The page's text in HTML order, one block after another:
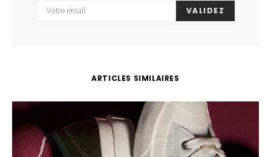
VALIDEZ
ARTICLES SIMILAIRES